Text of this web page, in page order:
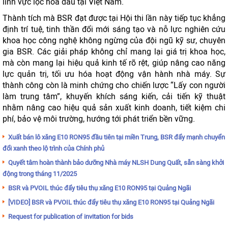
Thành tích mà BSR đạt được tại Hội thi lần này tiếp tục khẳng
định trí tuệ, tinh thần đổi mới sáng tạo và nỗ lực nghiên cứu
khoa học công nghệ không ngừng của đội ngũ kỹ sư, chuyên
gia BSR. Các giải pháp không chỉ mang lại giá trị khoa học,
mà còn mang lại hiệu quả kinh tế rõ rệt, giúp nâng cao năng
lực quản trị, tối ưu hóa hoạt động vận hành nhà máy. Sự
thành công còn là minh chứng cho chiến lược “Lấy con người
làm trung tâm”, khuyến khích sáng kiến, cải tiến kỹ thuật
nhằm nâng cao hiệu quả sản xuất kinh doanh, tiết kiệm chi
phí, bảo vệ môi trường, hướng tới phát triển bền vững.
Xuất bán lô xăng E10 RON95 đầu tiên tại miền Trung, BSR đẩy mạnh chuyển
đổi xanh theo lộ trình của Chính phủ
Quyết tâm hoàn thành bảo dưỡng Nhà máy NLSH Dung Quất, sẵn sàng khởi
động trong tháng 11/2025
BSR và PVOIL thúc đẩy tiêu thụ xăng E10 RON95 tại Quảng Ngãi
[VIDEO] BSR và PVOIL thúc đẩy tiêu thụ xăng E10 RON95 tại Quảng Ngãi
Request for publication of invitation for bids